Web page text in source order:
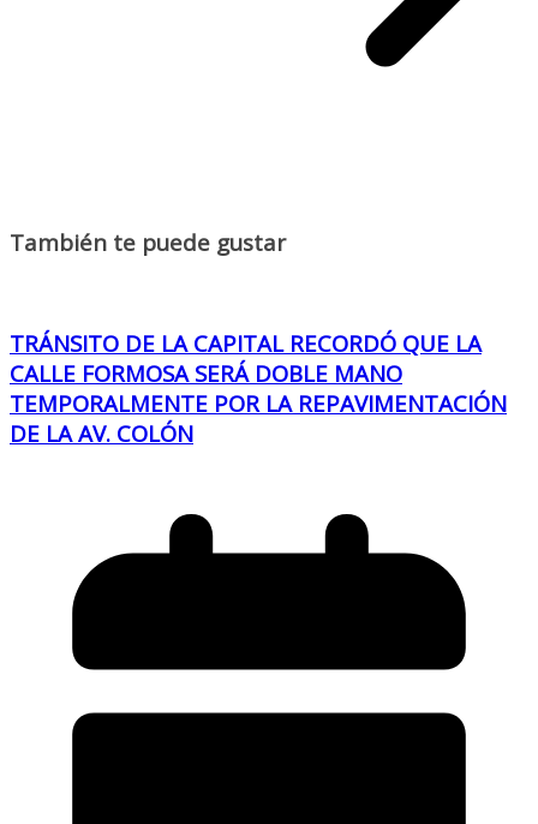
También te puede gustar
TRÁNSITO DE LA CAPITAL RECORDÓ QUE LA
CALLE FORMOSA SERÁ DOBLE MANO
TEMPORALMENTE POR LA REPAVIMENTACIÓN
DE LA AV. COLÓN